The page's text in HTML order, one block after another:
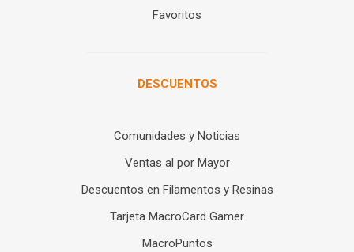
Favoritos
DESCUENTOS
Comunidades y Noticias
Ventas al por Mayor
Descuentos en Filamentos y Resinas
Tarjeta MacroCard Gamer
MacroPuntos